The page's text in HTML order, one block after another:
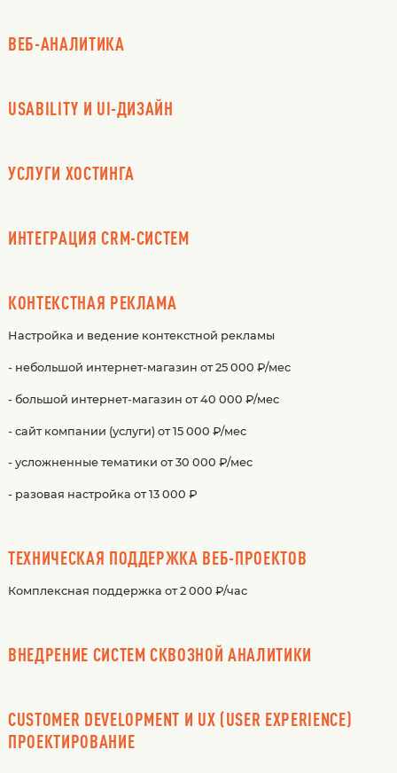
ВЕБ-АНАЛИТИКА
USABILITY И UI-ДИЗАЙН
УСЛУГИ ХОСТИНГА
ИНТЕГРАЦИЯ CRM-СИСТЕМ
КОНТЕКСТНАЯ РЕКЛАМА
Настройка и ведение контекстной рекламы
- небольшой интернет-магазин от 25 000 ₽/мес
- большой интернет-магазин от 40 000 ₽/мес
- сайт компании (услуги) от 15 000 ₽/мес
- усложненные тематики от 30 000 ₽/мес
- разовая настройка от 13 000 ₽
ТЕХНИЧЕСКАЯ ПОДДЕРЖКА ВЕБ-ПРОЕКТОВ
Комплексная поддержка от 2 000 ₽/час
ВНЕДРЕНИЕ СИСТЕМ СКВОЗНОЙ АНАЛИТИКИ
CUSTOMER DEVELOPMENT И UX (USER EXPERIENCE)
ПРОЕКТИРОВАНИЕ